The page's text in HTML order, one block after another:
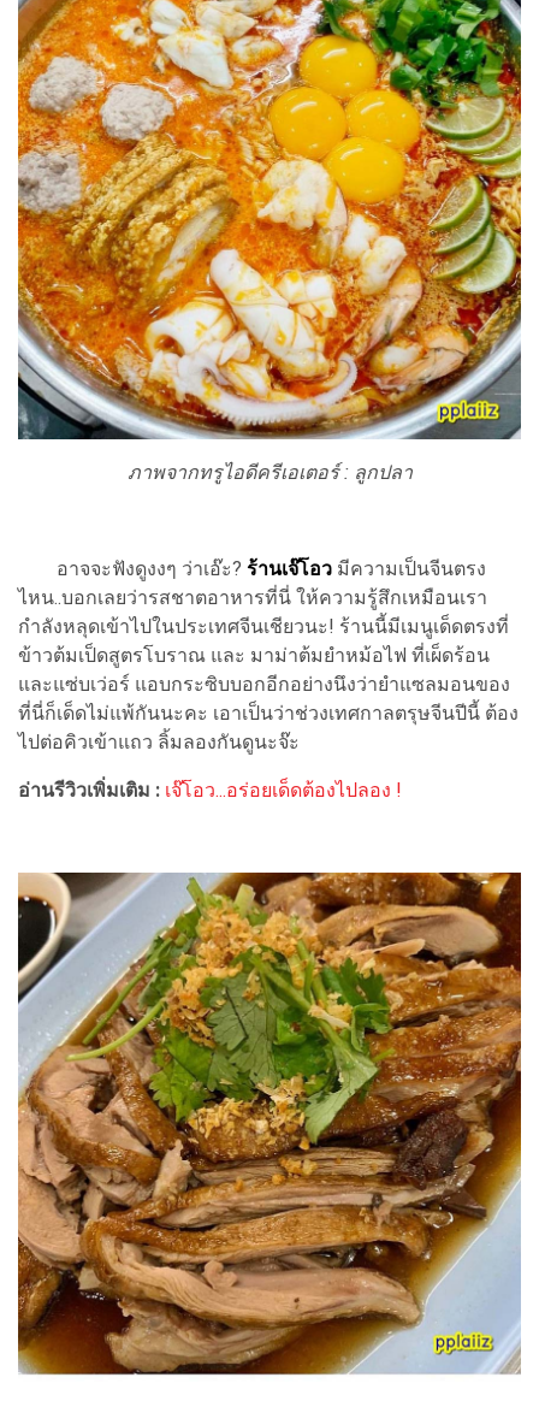
ภาพจากทรูไอดีครีเอเตอร์ : ลูกปลา
อาจจะฟังดูงงๆ ว่าเอ๊ะ? ร้านเจ๊โอว มีความเป็นจีนตรง
ไหน..บอกเลยว่ารสชาตอาหารที่นี่ ให้ความรู้สึกเหมือนเรา
กำลังหลุดเข้าไปในประเทศจีนเชียวนะ! ร้านนี้มีเมนูเด็ดตรงที่
ข้าวต้มเป็ดสูตรโบราณ และ มาม่าต้มยำหม้อไฟ ที่เผ็ดร้อน
และแซ่บเว่อร์ แอบกระซิบบอกอีกอย่างนึงว่ายำแซลมอนของ
ที่นี่ก็เด็ดไม่แพ้กันนะคะ เอาเป็นว่าช่วงเทศกาลตรุษจีนปีนี้ ต้อง
ไปต่อคิวเข้าแถว ลิ้มลองกันดูนะจ๊ะ
อ่านรีวิวเพิ่มเติม : เจ๊โอว...อร่อยเด็ดต้องไปลอง !